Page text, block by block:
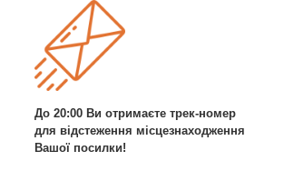
До 20:00 Ви отримаєте трек-номер
для відстеження місцезнаходження
Вашої посилки!